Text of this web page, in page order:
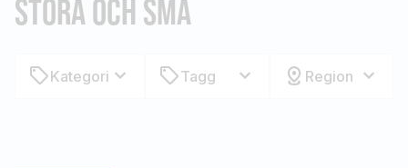
STORA OCH SMÅ
Kategori Tagg Region